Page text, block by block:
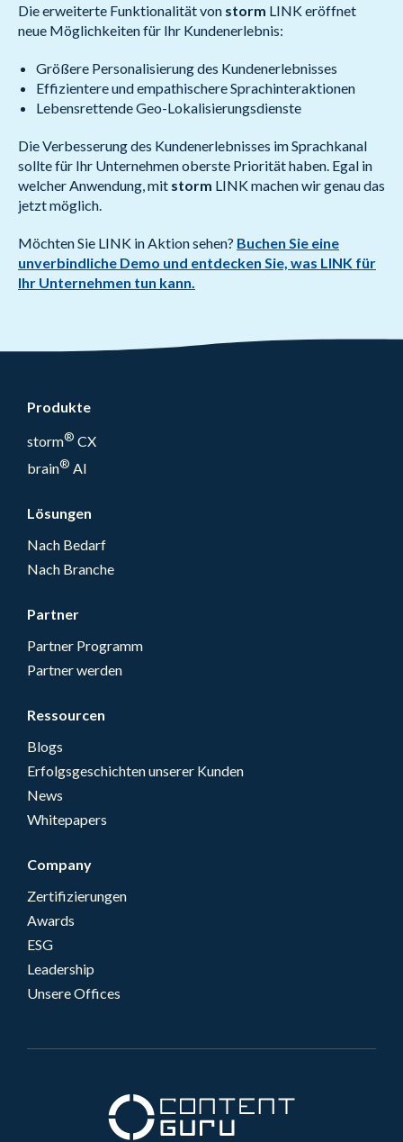
Die erweiterte Funktionalität von storm LINK eröffnet
neue Möglichkeiten für Ihr Kundenerlebnis:
Größere Personalisierung des Kundenerlebnisses
Effizientere und empathischere Sprachinteraktionen
Lebensrettende Geo-Lokalisierungsdienste
Die Verbesserung des Kundenerlebnisses im Sprachkanal
sollte für Ihr Unternehmen oberste Priorität haben. Egal in
welcher Anwendung, mit storm LINK machen wir genau das
jetzt möglich.
Möchten Sie LINK in Aktion sehen? Buchen Sie eine
unverbindliche Demo und entdecken Sie, was LINK für
Ihr Unternehmen tun kann.
Produkte
storm® CX
brain® AI
Lösungen
Nach Bedarf
Nach Branche
Partner
Partner Programm
Partner werden
Ressourcen
Blogs
Erfolgsgeschichten unserer Kunden
News
Whitepapers
Company
Zertifizierungen
Awards
ESG
Leadership
Unsere Offices